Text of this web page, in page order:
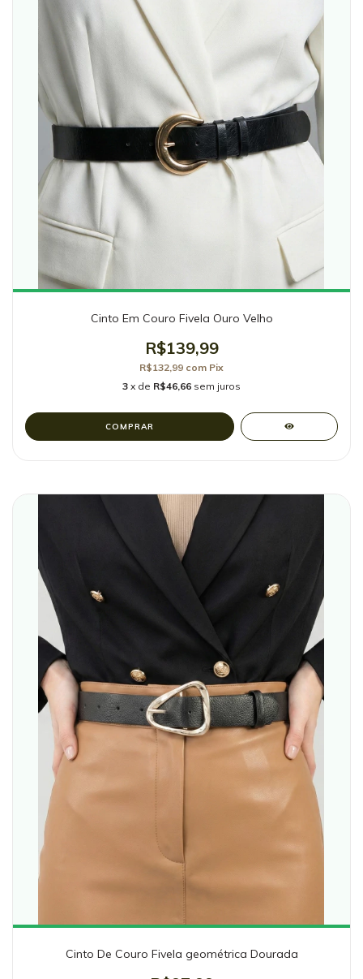
Cinto Em Couro Fivela Ouro Velho
R$139,99
R$132,99 com Pix
3 x de R$46,66 sem juros
COMPRAR
Cinto De Couro Fivela geométrica Dourada